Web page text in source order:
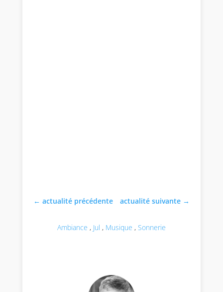
←actualité précédente actualité suivante→
Ambiance , Jul , Musique , Sonnerie